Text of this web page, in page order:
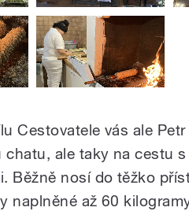
Cestovatele vás ale
chatu, ale taky na cestu
Běžně nosí do těžko
naplněné až 60